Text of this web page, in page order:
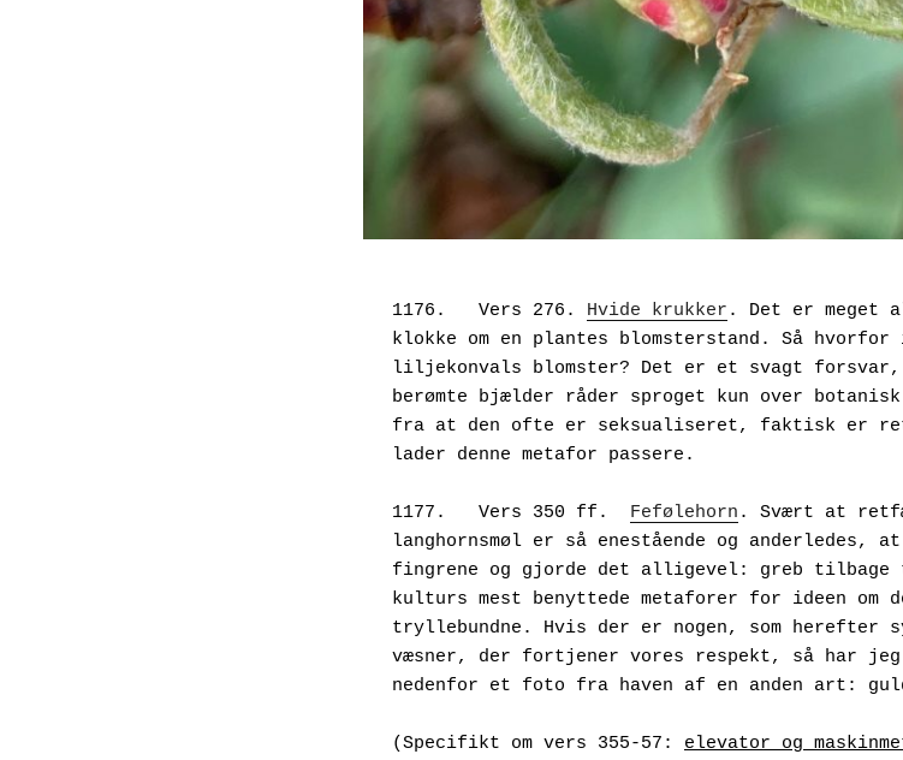
1176.	Vers 276. Hvide krukker . Det er meget
klokke om en plantes blomsterstand. Så hvorfor
liljekonvals blomster? Det er et svagt forsvar,
berømte bjælder råder sproget kun over
fra at den ofte er seksualiseret, faktisk er
lader denne metafor passere.
1177.	Vers 350 ff. Fefølehorn . Svært at
langhornsmøl er så enestående og anderledes,
fingrene og gjorde det alligevel: greb
kulturs mest benyttede metaforer for ideen om
tryllebundne. Hvis der er nogen, som herefter
væsner, der fortjener vores respekt, så har
nedenfor et foto fra haven af en anden art:
(Specifikt om vers 355-57: elevator og